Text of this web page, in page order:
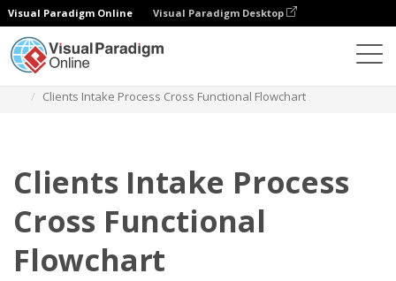
Visual Paradigm Online Visual Paradigm Desktop
Clients Intake Process Cross Functional Flowchart
Clients Intake Process
Cross Functional
Flowchart